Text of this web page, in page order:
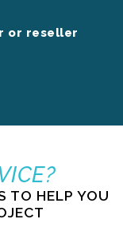
or reseller
TO HELP YOU